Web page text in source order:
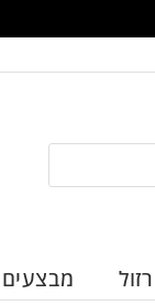
מבצעים